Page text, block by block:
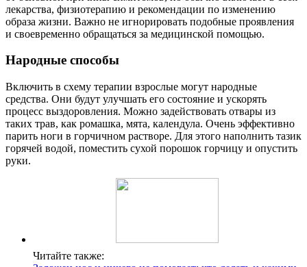
лекарства, физиотерапию и рекомендации по изменению
образа жизни. Важно не игнорировать подобные проявления
и своевременно обращаться за медицинской помощью.
Народные способы
Включить в схему терапии взрослые могут народные
средства. Они будут улучшать его состояние и ускорять
процесс выздоровления. Можно задействовать отвары из
таких трав, как ромашка, мята, календула. Очень эффективно
парить ноги в горчичном растворе. Для этого наполнить тазик
горячей водой, поместить сухой порошок горчицу и опустить
руки.
Читайте также: